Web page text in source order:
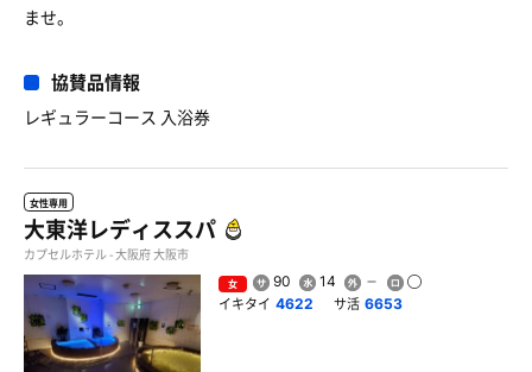
ませ。
協賛品情報
レギュラーコース 入浴券
女性専用
大東洋レディススパ
カプセルホテル - 大阪府 大阪市
女 90 14
イキタイ 4622 サ活 6653